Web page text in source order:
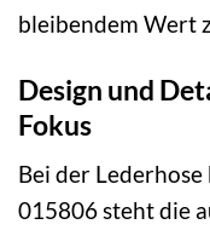
bleibendem Wert
Design und
Fokus
Bei der
015806 steht die